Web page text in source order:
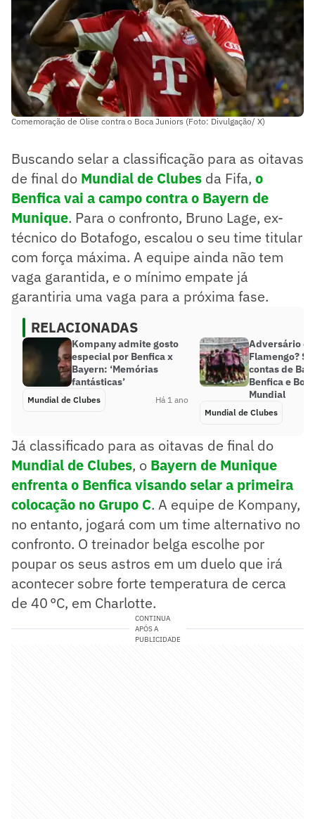
Comemoração de Olise contra o Boca Juniors (Foto: Divulgação/ X)
Buscando selar a classificação para as oitavas
de final do Mundial de Clubes da Fifa, o
Benfica vai a campo contra o Bayern de
Munique. Para o confronto, Bruno Lage, ex-
técnico do Botafogo, escalou o seu time titular
com força máxima. A equipe ainda não tem
vaga garantida, e o mínimo empate já
garantiria uma vaga para a próxima fase.
RELACIONADAS
Kompany admite gosto
especial por Benfica x
Bayern: ‘Memórias
fantásticas’
Mundial de Clubes Há 1 ano
Adversário do
Flamengo?
contas de
Benfica e
Mundial
Mundial de Clubes
Já classificado para as oitavas de final do
Mundial de Clubes, o Bayern de Munique
enfrenta o Benfica visando selar a primeira
colocação no Grupo C. A equipe de Kompany,
no entanto, jogará com um time alternativo no
confronto. O treinador belga escolhe por
poupar os seus astros em um duelo que irá
acontecer sobre forte temperatura de cerca
de 40 °C, em Charlotte.
CONTINUA
APÓS A
PUBLICIDADE